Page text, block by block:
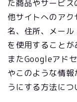
た商品やサービ
他サイトへのア
名、住所、メー
を使用することが
またGoogleアド
やこのような情
うにする方法につ